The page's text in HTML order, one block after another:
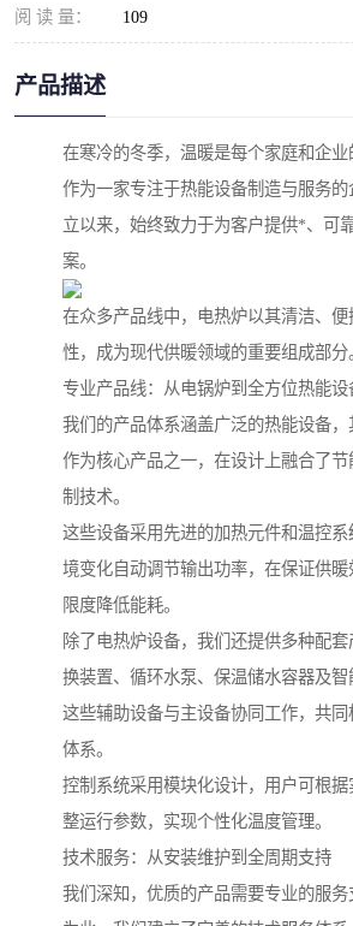
阅 读 量： 109
产品描述
在寒冷的冬季，温暖是每个家庭和企业
作为一家专注于热能设备制造与服务
立以来，始终致力于为客户提供*、可
案。
在众多产品线中，电热炉以其清洁、
性，成为现代供暖领域的重要组成部分
专业产品线：从电锅炉到全方位热能设
我们的产品体系涵盖广泛的热能设备，
作为核心产品之一，在设计上融合了
制技术。
这些设备采用先进的加热元件和温控
境变化自动调节输出功率，在保证供
限度降低能耗。
除了电热炉设备，我们还提供多种配
换装置、循环水泵、保温储水容器及智
这些辅助设备与主设备协同工作，共
体系。
控制系统采用模块化设计，用户可根据
整运行参数，实现个性化温度管理。
技术服务：从安装维护到全周期支持
我们深知，优质的产品需要专业的服务